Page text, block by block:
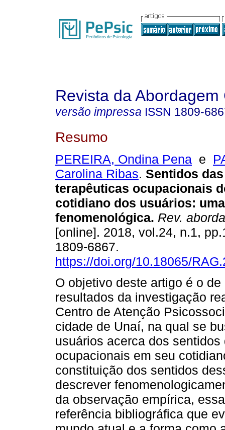
Revista da Abordagem
versão impressa ISSN 1809-
Resumo
PEREIRA, Ondina Pena e
Carolina Ribas. Sentidos
terapêuticas ocupacionais
cotidiano dos usuários:
fenomenológica. Rev.
[online]. 2018, vol.24, n.1,
1809-6867.
https://doi.org/10.18065/
O objetivo deste artigo é o
resultados da investigação
Centro de Atenção
cidade de Unaí, na qual se
usuários acerca dos
ocupacionais em seu
constituição dos sentidos
descrever
da observação empírica,
referência bibliográfica que